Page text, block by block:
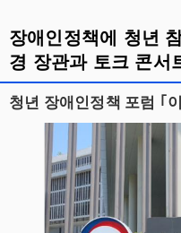
장애인정책에 청년
경 장관과 토크 콘서
청년 장애인정책 포럼 ｢